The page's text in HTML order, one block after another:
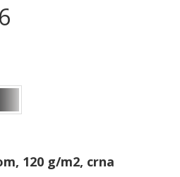
120 g/m2, crna